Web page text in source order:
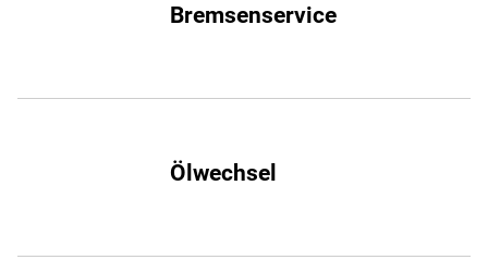
Bremsenservice
Ölwechsel